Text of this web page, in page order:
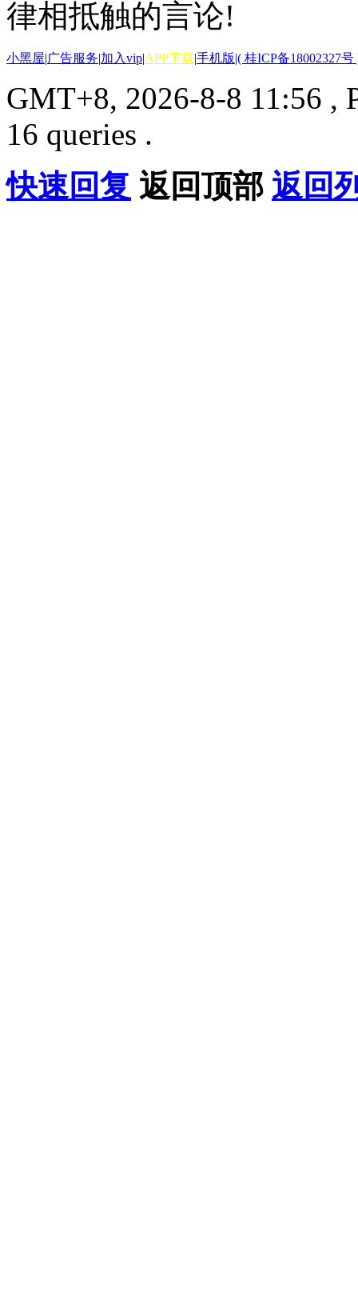
律相抵触的言论!
小黑屋|广告服务|加入vip|APP下载|手机版|( 桂ICP备18002327号
GMT+8, 2026-8-8 11:56 ,
16 queries .
快速回复 返回顶部 返回